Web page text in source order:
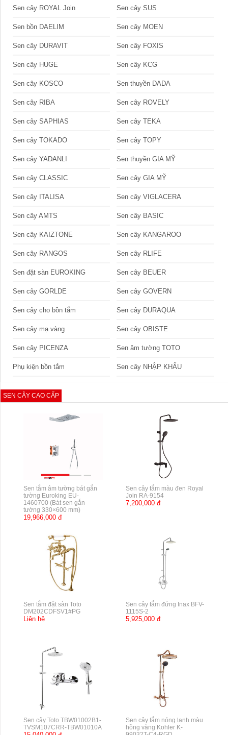
Sen cây ROYAL Join Sen cây SUS
Sen bồn DAELIM Sen cây MOEN
Sen cây DURAVIT Sen cây FOXIS
Sen cây HUGE Sen cây KCG
Sen cây KOSCO Sen thuyền DADA
Sen cây RIBA Sen cây ROVELY
Sen cây SAPHIAS Sen cây TEKA
Sen cây TOKADO Sen cây TOPY
Sen cây YADANLI Sen thuyền GIA MỸ
Sen cây CLASSIC Sen cây GIA MỸ
Sen cây ITALISA Sen cây VIGLACERA
Sen cây AMTS Sen cây BASIC
Sen cây KAIZTONE Sen cây KANGAROO
Sen cây RANGOS Sen cây RLIFE
Sen đặt sàn EUROKING Sen cây BEUER
Sen cây GORLDE Sen cây GOVERN
Sen cây cho bồn tắm Sen cây DURAQUA
Sen cây mạ vàng Sen cây OBISTE
Sen cây PICENZA Sen âm tường TOTO
Phụ kiện bồn tắm Sen cây NHẬP KHẨU
SEN CÂY CAO CẤP
Sen tắm âm tường bát gắn
tường Euroking EU-
1460700 (Bát sen gắn
tường 330×600 mm)
19,966,000 đ
Sen cây tắm màu đen Royal
Join RA-9154
7,200,000 đ
Sen tắm đặt sàn Toto
DM202CDFSV1#PG
Liên hệ
Sen cây tắm đứng Inax BFV-
1115S-2
5,925,000 đ
Sen cây Toto TBW01002B1-
TVSM107CRR-TBW01010A
Sen cây tắm nóng lạnh màu
hồng vàng Kohler K-